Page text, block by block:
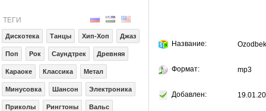
ТЕГИ
Дискотека Танцы Хип-Хоп Джаз
Поп Рок Саундтрек Древняя
Караоке Классика Метал
Минусовка Шансон Электроника
Приколы Рингтоны Вальс
Название:
Формат: mp3
Добавлен: